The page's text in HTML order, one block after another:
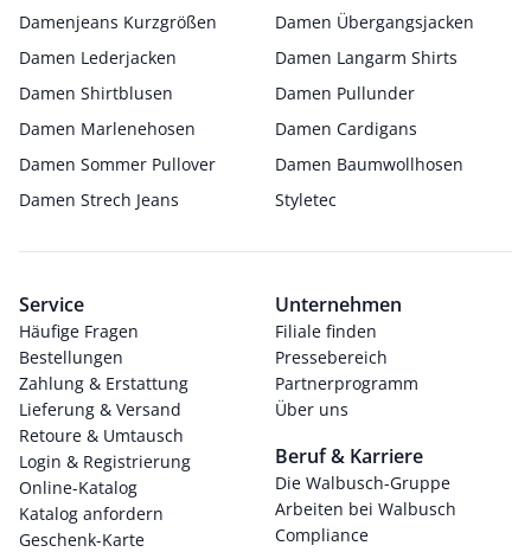
Damenjeans Kurzgrößen
Damen Übergangsjacken
Damen Lederjacken
Damen Langarm Shirts
Damen Shirtblusen
Damen Pullunder
Damen Marlenehosen
Damen Cardigans
Damen Sommer Pullover
Damen Baumwollhosen
Damen Strech Jeans
Styletec
Service
Häufige Fragen
Bestellungen
Zahlung & Erstattung
Lieferung & Versand
Retoure & Umtausch
Login & Registrierung
Online-Katalog
Katalog anfordern
Geschenk-Karte
Unternehmen
Filiale finden
Pressebereich
Partnerprogramm
Über uns
Beruf & Karriere
Die Walbusch-Gruppe
Arbeiten bei Walbusch
Compliance